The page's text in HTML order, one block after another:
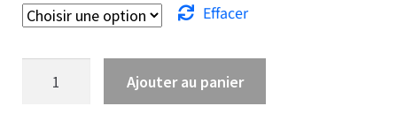
Effacer
quantité de Drapeau Deux Sèvres
Ajouter au panier